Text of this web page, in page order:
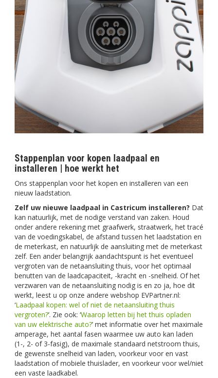
Stappenplan voor kopen laadpaal en
installeren | hoe werkt het
Ons stappenplan voor het kopen en installeren van een
nieuw laadstation.
Zelf uw nieuwe laadpaal in Castricum installeren? Dat
kan natuurlijk, met de nodige verstand van zaken. Houd
onder andere rekening met graafwerk, straatwerk, het tracé
van de voedingskabel, de afstand tussen het laadstation en
de meterkast, en natuurlijk de aansluiting met de meterkast
zelf. Een ander belangrijk aandachtspunt is het eventueel
vergroten van de netaansluiting thuis, voor het optimaal
benutten van de laadcapaciteit, -kracht en -snelheid. Of het
verzwaren van de netaansluiting nodig is en zo ja, hoe dit
werkt, leest u op onze andere webshop EVPartner.nl:
‘Laadpaal kopen: wel of niet de netaansluiting thuis
vergroten?’. Zie ook: ‘Waarop letten bij het thuis opladen
van uw elektrische auto?’ met informatie over het maximale
amperage, het aantal fasen waarmee uw auto kan laden
(1-, 2- of 3-fasig), de maximale standaard netstroom thuis,
de gewenste snelheid van laden, voorkeur voor en vast
laadstation of mobiele thuislader, en voorkeur voor wel/niet
een vaste laadkabel.